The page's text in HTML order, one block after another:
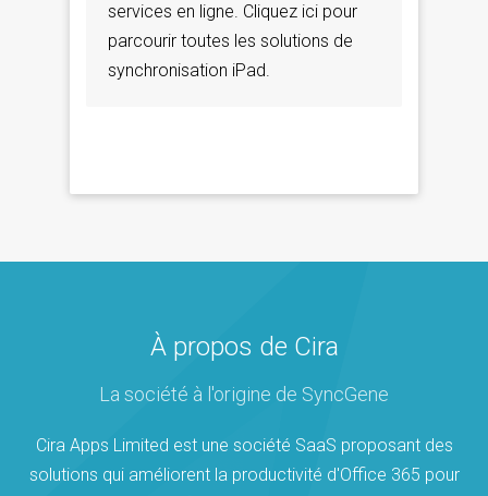
services en ligne. Cliquez ici pour
parcourir toutes les solutions de
synchronisation iPad.
À propos de Cira
La société à l'origine de SyncGene
Cira Apps Limited est une société SaaS proposant des
solutions qui améliorent la productivité d'Office 365 pour